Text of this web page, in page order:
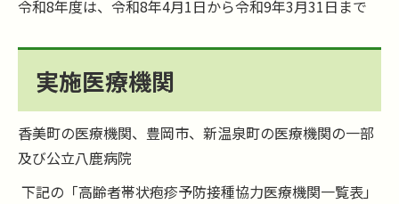
令和8年度は、令和8年4月1日から令和9年3月31日まで
実施医療機関
香美町の医療機関、豊岡市、新温泉町の医療機関の一部
及び公立八鹿病院
下記の「高齢者帯状疱疹予防接種協力医療機関一覧表」